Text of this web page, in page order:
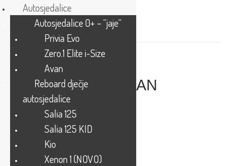
SADENA
SPRETAN I UDOBAN
SUPUTNIK.
< 22 kg | do 4 godine starosti
Autosjedalice
Autosjedalice 0+ – “jaje“
Privia Evo
Zero.1 Elite i-Size
Avan
Reboard dječje
autosjedalice
Salia 125
Salia 125 KID
Kio
Xenon 1 (NOVO)